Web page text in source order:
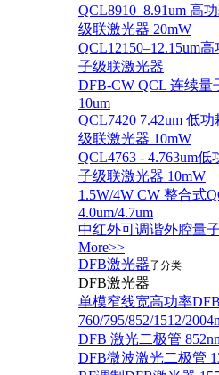
QCL8910–8.91um 高
级联激光器 20mW
QCL12150–12.15um
子级联激光器
DFB-CW QCL 连续
10um
QCL7420 7.42um 低
级联激光器 10mW
QCL4763 - 4.763um
子级联激光器 10mW
1.5W/4W CW 整合式
4.0um/4.7um
中红外可调谐外腔量
More>>
DFB激光器子分类
DFB激光器
单模窄线宽高功率
760/795/852/1512/
DFB 激光二极管
DFB微波激光二极管